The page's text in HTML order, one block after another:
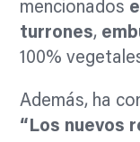
mencionados
turrones,
100%
Además, ha
“Los nuevos